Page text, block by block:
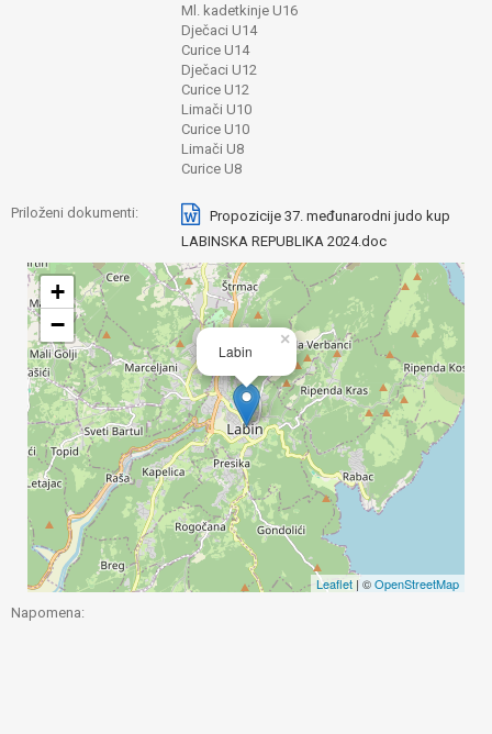
Ml. kadetkinje U16
Dječaci U14
Curice U14
Dječaci U12
Curice U12
Limači U10
Curice U10
Limači U8
Curice U8
Priloženi dokumenti:
Propozicije 37. međunarodni judo kup
LABINSKA REPUBLIKA 2024.doc
Labin
×
+
−
Leaflet | ©OpenStreetMap
Napomena: